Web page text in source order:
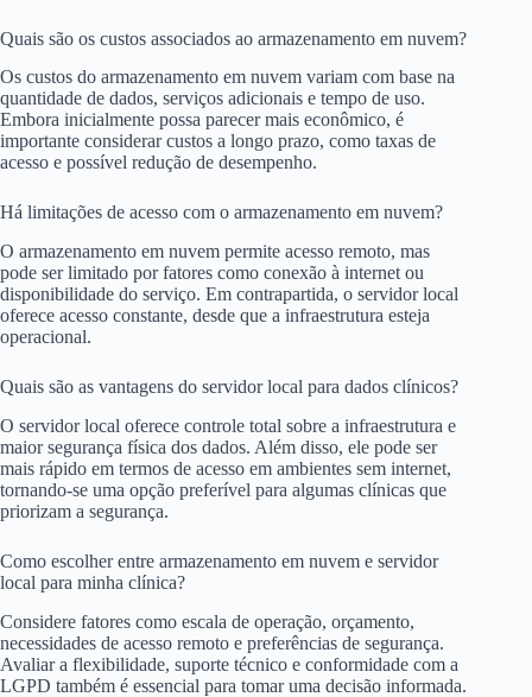
Quais são os custos associados ao armazenamento em nuvem?
Os custos do armazenamento em nuvem variam com base na
quantidade de dados, serviços adicionais e tempo de uso.
Embora inicialmente possa parecer mais econômico, é
importante considerar custos a longo prazo, como taxas de
acesso e possível redução de desempenho.
Há limitações de acesso com o armazenamento em nuvem?
O armazenamento em nuvem permite acesso remoto, mas
pode ser limitado por fatores como conexão à internet ou
disponibilidade do serviço. Em contrapartida, o servidor local
oferece acesso constante, desde que a infraestrutura esteja
operacional.
Quais são as vantagens do servidor local para dados clínicos?
O servidor local oferece controle total sobre a infraestrutura e
maior segurança física dos dados. Além disso, ele pode ser
mais rápido em termos de acesso em ambientes sem internet,
tornando-se uma opção preferível para algumas clínicas que
priorizam a segurança.
Como escolher entre armazenamento em nuvem e servidor
local para minha clínica?
Considere fatores como escala de operação, orçamento,
necessidades de acesso remoto e preferências de segurança.
Avaliar a flexibilidade, suporte técnico e conformidade com a
LGPD também é essencial para tomar uma decisão informada.